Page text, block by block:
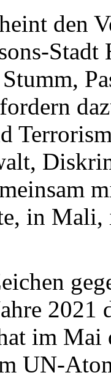
den
Stadt
in Mali,
2021
im
UN-